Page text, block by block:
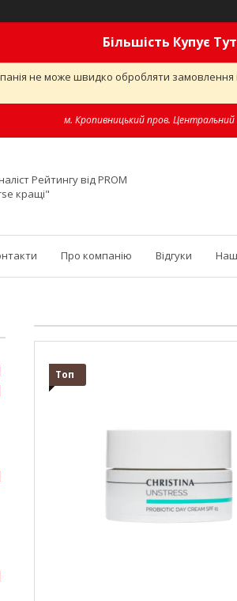
Більшість Купує
не може швидко обробляти замовлення
м. Кропивницький пров. Центральний
Рейтингу від PROM
кращі"
Про компанію Відгуки
Топ